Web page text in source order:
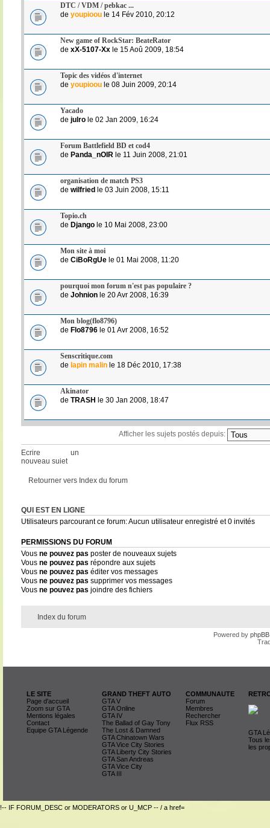
DTC / VDM / pebkac ...
de youpiooule 14 Fév 2010, 20:12
New game of RockStar: BeateRator
de xX-5107-Xxle 15 Aoû 2009, 18:54
Topic des vidéos d'internet
de youpiooule 08 Juin 2009, 20:14
Yacado
de julrole 02 Jan 2009, 16:24
Forum Battlefield BD et cod4
de Panda_nOIR le 11 Juin 2008, 21:01
organisation de match PS3
de wilfriedle 03 Juin 2008, 15:11
Topio.ch
de Djangole 10 Mai 2008, 23:00
Mon site à moi
de CiBoRgUele 01 Mai 2008, 11:20
pourquoi mon forum n'est pas populaire ?
de Johnionle 20 Avr 2008, 16:39
Mon blog(flo8796)
de Flo8796le 01 Avr 2008, 16:52
Senscritique.com
de lapin malinle 18 Déc 2010, 17:38
Akinator
de TRASH le 30 Jan 2008, 18:47
Afficher les sujets postés depuis:
Ecrire un
nouveau sujet
Retourner vers Index du forum
QUI EST EN LIGNE
Utilisateurs parcourant ce forum: Aucun utilisateur enregistré et 0 invités
PERMISSIONS DU FORUM
Vous ne pouvez pas poster de nouveaux sujets
Vous ne pouvez pas répondre aux sujets
Vous ne pouvez pas éditer vos messages
Vous ne pouvez pas supprimer vos messages
Vous ne pouvez pas joindre des fichiers
Index du forum
Powered by phpBB
LE SITE
Page d'accueil
Zoom sur GTA
Mentions légales
Contact
Equipe GTA Légende
GRAND THEFT AUTO
GTA V
GTA Online
GTA IV
The Ballad of Gay Tony
The Lost & Damned
GTA Chinatown Wars
GTA Vice City Stories
GTA Liberty City Stories
GTA San Andreas
GTA Vice City
GTA III
COMMUNAUTE
Forum
Membres
Rechercher
Flux RSS
GTA
Tous
les
!-- IF FORUM_DESC or MODERATORS or U_MCP -- / a href=